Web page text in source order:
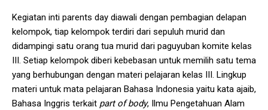
Kegiatan inti parents day diawali dengan pembagian delapan
kelompok, tiap kelompok terdiri dari sepuluh murid dan
didampingi satu orang tua murid dari paguyuban komite kelas
III. Setiap kelompok diberi kebebasan untuk memilih satu tema
yang berhubungan dengan materi pelajaran kelas III. Lingkup
materi untuk mata pelajaran Bahasa Indonesia yaitu kata ajaib,
Bahasa Inggris terkait part of body, Ilmu Pengetahuan Alam